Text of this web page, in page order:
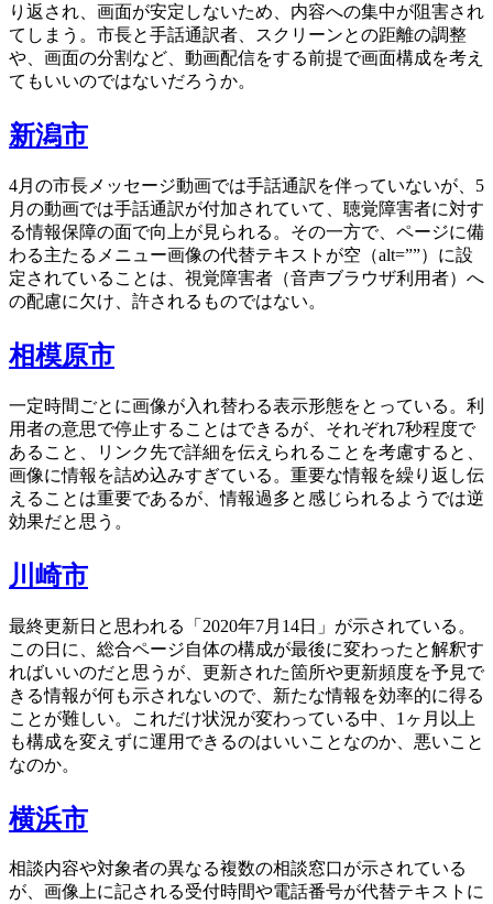
り返され、画面が安定しないため、内容への集中が阻害され
てしまう。市長と手話通訳者、スクリーンとの距離の調整
や、画面の分割など、動画配信をする前提で画面構成を考え
てもいいのではないだろうか。
新潟市
4月の市長メッセージ動画では手話通訳を伴っていないが、5
月の動画では手話通訳が付加されていて、聴覚障害者に対す
る情報保障の面で向上が見られる。その一方で、ページに備
わる主たるメニュー画像の代替テキストが空（alt=””）に設
定されていることは、視覚障害者（音声ブラウザ利用者）へ
の配慮に欠け、許されるものではない。
相模原市
一定時間ごとに画像が入れ替わる表示形態をとっている。利
用者の意思で停止することはできるが、それぞれ7秒程度で
あること、リンク先で詳細を伝えられることを考慮すると、
画像に情報を詰め込みすぎている。重要な情報を繰り返し伝
えることは重要であるが、情報過多と感じられるようでは逆
効果だと思う。
川崎市
最終更新日と思われる「2020年7月14日」が示されている。
この日に、総合ページ自体の構成が最後に変わったと解釈す
ればいいのだと思うが、更新された箇所や更新頻度を予見で
きる情報が何も示されないので、新たな情報を効率的に得る
ことが難しい。これだけ状況が変わっている中、1ヶ月以上
も構成を変えずに運用できるのはいいことなのか、悪いこと
なのか。
横浜市
相談内容や対象者の異なる複数の相談窓口が示されている
が、画像上に記される受付時間や電話番号が代替テキストに